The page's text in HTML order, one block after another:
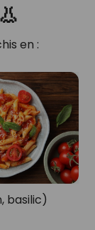
en :
basilic)